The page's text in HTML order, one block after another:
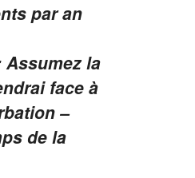
par an
Assumez la
face à
–
de la